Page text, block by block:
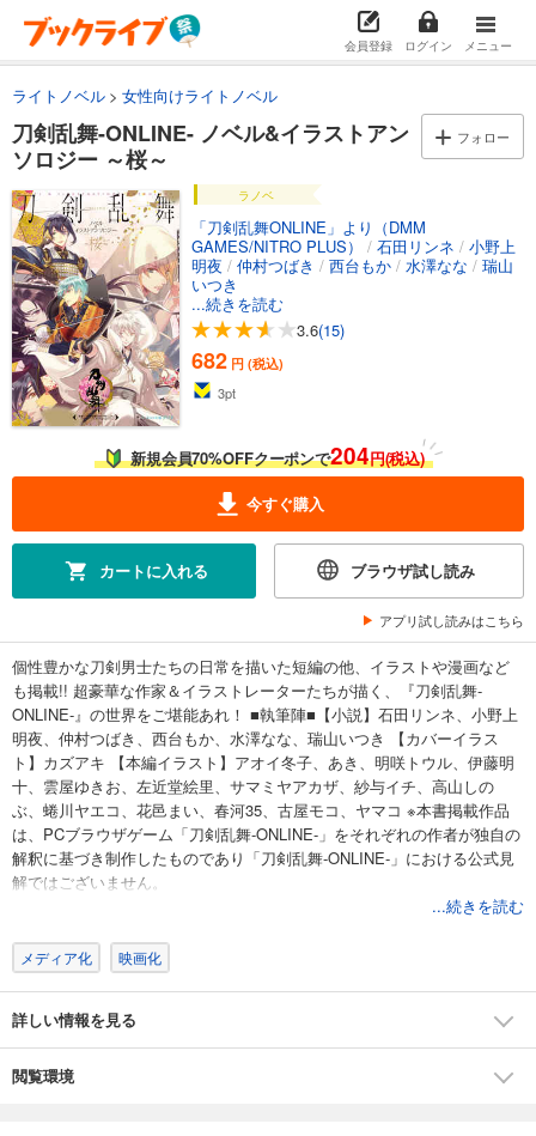
会員登録 ログイン メニュー
ライトノベル 女性向けライトノベル
刀剣乱舞-ONLINE- ノベル&イラストアン
ソロジー ～桜～
フォロー
ラノベ
「刀剣乱舞ONLINE」より（DMM
GAMES/NITRO PLUS）
/ 石田リンネ / 小野上
明夜 / 仲村つばき / 西台もか / 水澤なな / 瑞山
いつき
...続きを読む
3.6(15)
682 円 (税込)
3pt
新規会員70%OFFクーポンで204円(税込)
今すぐ購入
カートに入れる ブラウザ試し読み
アプリ試し読みはこちら
個性豊かな刀剣男士たちの日常を描いた短編の他、イラストや漫画など
も掲載!! 超豪華な作家＆イラストレーターたちが描く、『刀剣乱舞-
ONLINE-』の世界をご堪能あれ！ ■執筆陣■【小説】石田リンネ、小野上
明夜、仲村つばき、西台もか、水澤なな、瑞山いつき 【カバーイラス
ト】カズアキ 【本編イラスト】アオイ冬子、あき、明咲トウル、伊藤明
十、雲屋ゆきお、左近堂絵里、サマミヤアカザ、紗与イチ、高山しの
ぶ、蜷川ヤエコ、花邑まい、春河35、古屋モコ、ヤマコ ※本書掲載作品
は、PCブラウザゲーム「刀剣乱舞-ONLINE-」をそれぞれの作者が独自の
解釈に基づき制作したものであり「刀剣乱舞-ONLINE-」における公式見
解ではございません。
...続きを読む
メディア化 映画化
詳しい情報を見る
閲覧環境